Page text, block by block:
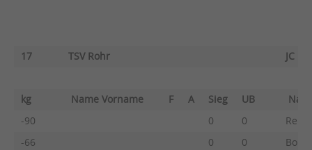
17 TSV Rohr JC
kg Name Vorname F A Sieg UB
-90
0 0
-66
0 0